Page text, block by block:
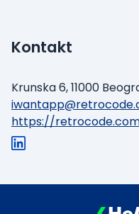
Kontakt
Krunska 6, 11000
https://